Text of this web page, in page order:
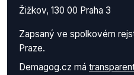
Žižkov, 130 00 Praha 3
Zapsaný ve spolkovém
Praze.
Demagog.cz má